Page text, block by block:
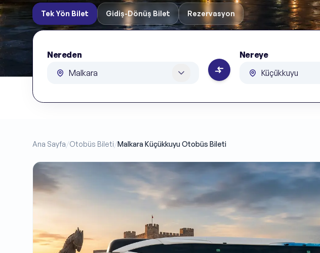
Tek Yön Bilet Gidiş-Dönüş Bilet Rezervasyon
Nereden
Nereden
Nereye
Nereye
Ana Sayfa/Otobüs Bileti/Malkara Küçükkuyu Otobüs Bileti